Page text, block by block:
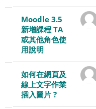
Moodle 3.5
新增課程 TA
或其他角色使
用說明
如何在網頁及
線上文字作業
插入圖片 ?